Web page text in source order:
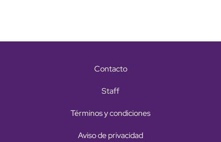
Contacto
Staff
Términos y condiciones
Aviso de privacidad